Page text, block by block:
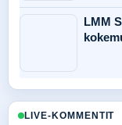
LMM
LIVE-KOMMENTIT